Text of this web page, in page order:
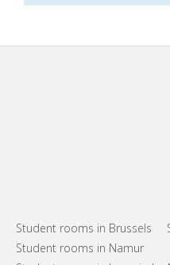
Student rooms in Brussels
Student rooms in Namur